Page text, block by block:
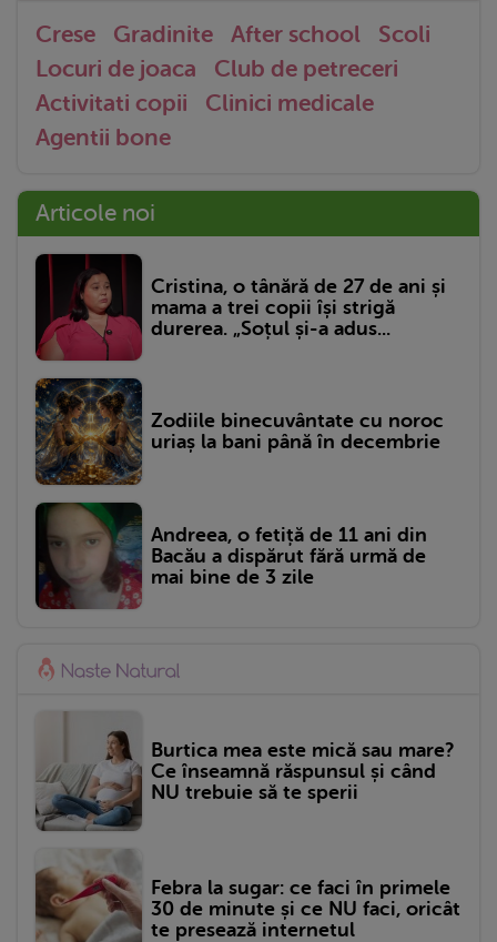
Crese Gradinite After school
Scoli
Locuri de joaca
Club de petreceri
Activitati copii
Clinici medicale
Agentii bone
Articole noi
Cristina, o tânără de 27 de ani și
mama a trei copii își strigă
durerea. „Soțul și-a adus...
Zodiile binecuvântate cu noroc
uriaș la bani până în decembrie
Andreea, o fetiță de 11 ani din
Bacău a dispărut fără urmă de
mai bine de 3 zile
Burtica mea este mică sau mare?
Ce înseamnă răspunsul și când
NU trebuie să te sperii
Febra la sugar: ce faci în primele
30 de minute și ce NU faci, oricât
te presează internetul